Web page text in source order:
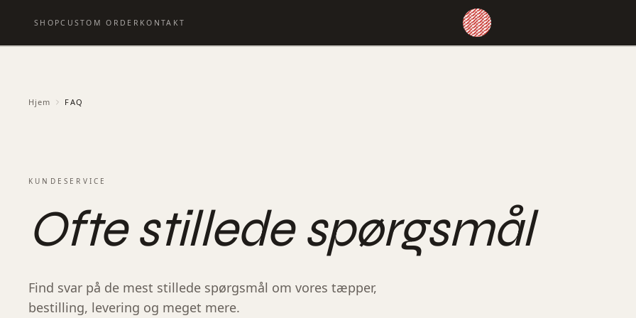
SHOPCUSTOM ORDER KONTAKT
Hjem FAQ
KUNDESERVICE
Ofte stillede spørgsmål
Find svar på de mest stillede spørgsmål om vores tæpper,
bestilling, levering og meget mere.